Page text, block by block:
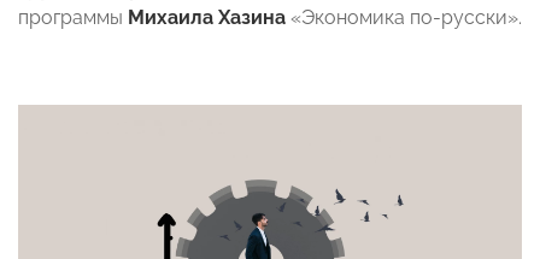
программы Михаила Хазина «Экономика по-русски».